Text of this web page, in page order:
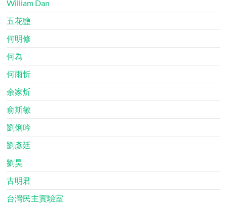
William Dan
五花鹽
何明修
何為
何雨忻
余家炘
俞斯敏
劉俐吟
劉彥廷
劉昊
古明君
台灣民主實驗室